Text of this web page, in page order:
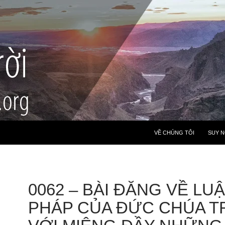
VỀ CHÚNG TÔI SUY
0062 – BÀI ĐĂNG VỀ
PHÁP CỦA ĐỨC CHÚA